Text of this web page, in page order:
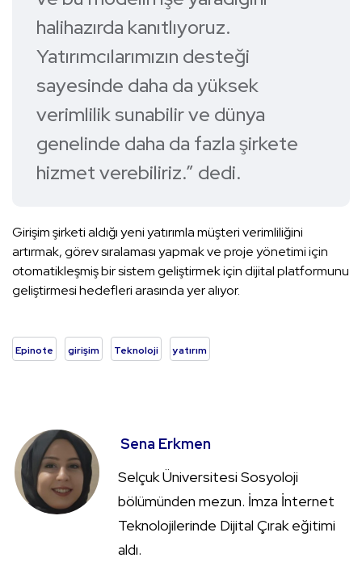
halihazırda kanıtlıyoruz.
Yatırımcılarımızın desteği
sayesinde daha da yüksek
verimlilik sunabilir ve dünya
genelinde daha da fazla şirkete
hizmet verebiliriz.” dedi.
Girişim şirketi aldığı yeni yatırımla müşteri verimliliğini
artırmak, görev sıralaması yapmak ve proje yönetimi için
otomatikleşmiş bir sistem geliştirmek için dijital platformunu
geliştirmesi hedefleri arasında yer alıyor.
Epinote girişim Teknoloji yatırım
Sena Erkmen
Selçuk Üniversitesi Sosyoloji
bölümünden mezun. İmza İnternet
Teknolojilerinde Dijital Çırak eğitimi
aldı.